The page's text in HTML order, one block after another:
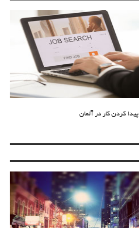
پیدا کردن کار در آلمان